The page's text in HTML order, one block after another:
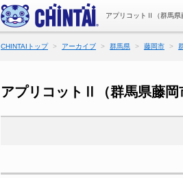
アプリコットⅡ（群馬県
CHINTAIトップ アーカイブ 群馬県 藤岡市
アプリコットⅡ（群馬県藤岡